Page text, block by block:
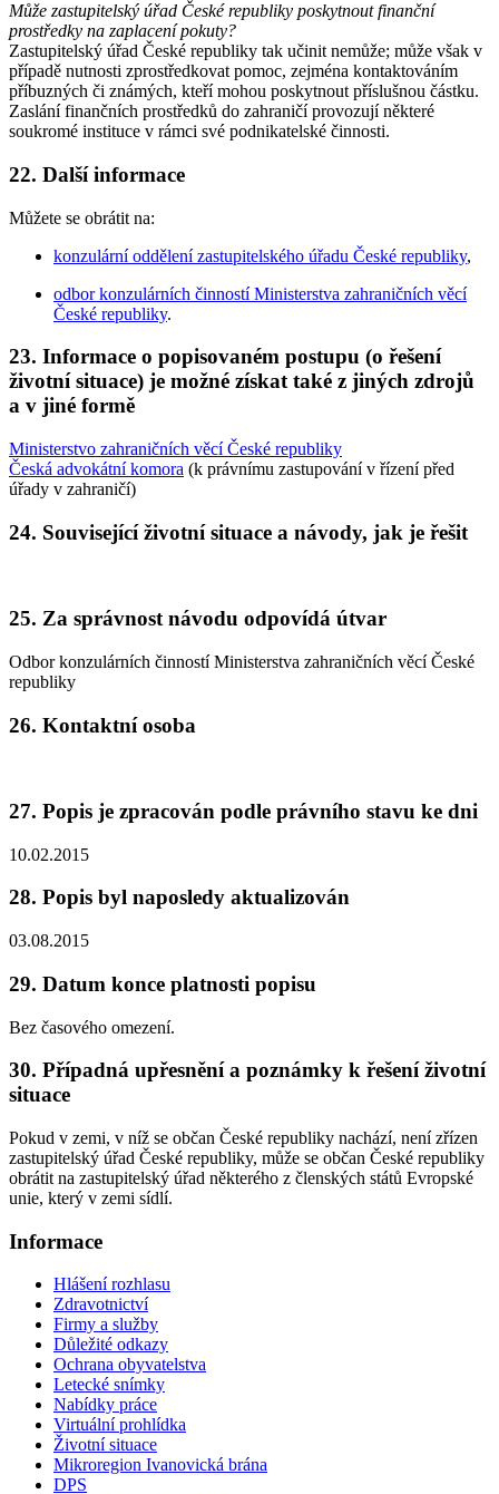
Může zastupitelský úřad České republiky poskytnout finanční
prostředky na zaplacení pokuty?
Zastupitelský úřad České republiky tak učinit nemůže; může však v
případě nutnosti zprostředkovat pomoc, zejména kontaktováním
příbuzných či známých, kteří mohou poskytnout příslušnou částku.
Zaslání finančních prostředků do zahraničí provozují některé
soukromé instituce v rámci své podnikatelské činnosti.
22. Další informace
Můžete se obrátit na:
konzulární oddělení zastupitelského úřadu České republiky,
odbor konzulárních činností Ministerstva zahraničních věcí
České republiky.
23. Informace o popisovaném postupu (o řešení
životní situace) je možné získat také z jiných zdrojů
a v jiné formě
Ministerstvo zahraničních věcí České republiky
Česká advokátní komora (k právnímu zastupování v řízení před
úřady v zahraničí)
24. Související životní situace a návody, jak je řešit
25. Za správnost návodu odpovídá útvar
Odbor konzulárních činností Ministerstva zahraničních věcí České
republiky
26. Kontaktní osoba
27. Popis je zpracován podle právního stavu ke dni
10.02.2015
28. Popis byl naposledy aktualizován
03.08.2015
29. Datum konce platnosti popisu
Bez časového omezení.
30. Případná upřesnění a poznámky k řešení životní
situace
Pokud v zemi, v níž se občan České republiky nachází, není zřízen
zastupitelský úřad České republiky, může se občan České republiky
obrátit na zastupitelský úřad některého z členských států Evropské
unie, který v zemi sídlí.
Informace
Hlášení rozhlasu
Zdravotnictví
Firmy a služby
Důležité odkazy
Ochrana obyvatelstva
Letecké snímky
Nabídky práce
Virtuální prohlídka
Životní situace
Mikroregion Ivanovická brána
DPS